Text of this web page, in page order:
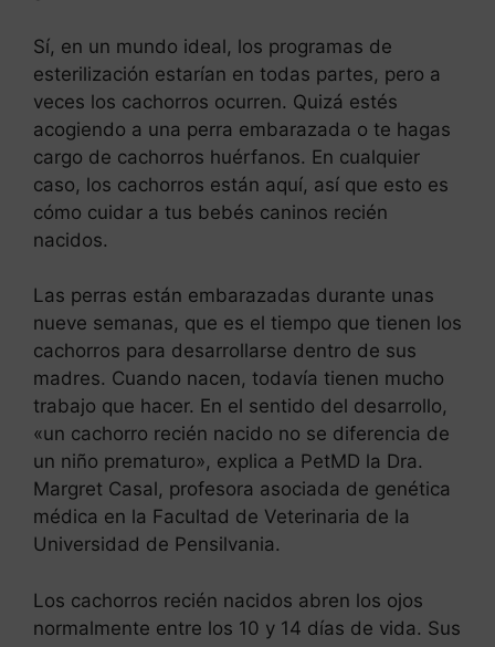
Sí, en un mundo ideal, los programas de
esterilización estarían en todas partes, pero a
veces los cachorros ocurren. Quizá estés
acogiendo a una perra embarazada o te hagas
cargo de cachorros huérfanos. En cualquier
caso, los cachorros están aquí, así que esto es
cómo cuidar a tus bebés caninos recién
nacidos.
Las perras están embarazadas durante unas
nueve semanas, que es el tiempo que tienen los
cachorros para desarrollarse dentro de sus
madres. Cuando nacen, todavía tienen mucho
trabajo que hacer. En el sentido del desarrollo,
«un cachorro recién nacido no se diferencia de
un niño prematuro», explica a PetMD la Dra.
Margret Casal, profesora asociada de genética
médica en la Facultad de Veterinaria de la
Universidad de Pensilvania.
Los cachorros recién nacidos abren los ojos
normalmente entre los 10 y 14 días de vida. Sus